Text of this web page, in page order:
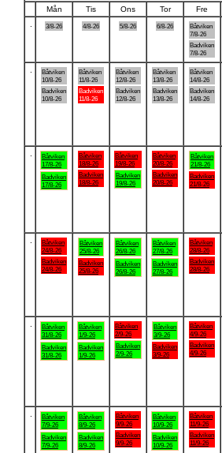
Mån Tis Ons Tor Fre
3/8-26 4/8-26 5/8-26 6/8-26
Båtviken
7/8-26
Badviken
7/8-26
Båtviken
10/8-26
Badviken
10/8-26
Båtviken
11/8-26
Badviken
11/8-26
Båtviken
12/8-26
Badviken
12/8-26
Båtviken
13/8-26
Badviken
13/8-26
Båtviken
14/8-26
Badviken
14/8-26
Båtviken
17/8-26
Badviken
17/8-26
Båtviken
18/8-26
Badviken
18/8-26
Båtviken
19/8-26
Badviken
19/8-26
Båtviken
20/8-26
Badviken
20/8-26
Båtviken
21/8-26
Badviken
21/8-26
Båtviken
24/8-26
Badviken
24/8-26
Båtviken
25/8-26
Badviken
25/8-26
Båtviken
26/8-26
Badviken
26/8-26
Båtviken
27/8-26
Badviken
27/8-26
Båtviken
28/8-26
Badviken
28/8-26
Båtviken
31/8-26
Badviken
31/8-26
Båtviken
1/9-26
Badviken
1/9-26
Båtviken
2/9-26
Badviken
2/9-26
Båtviken
3/9-26
Badviken
3/9-26
Båtviken
4/9-26
Badviken
4/9-26
Båtviken
7/9-26
Badviken
7/9-26
Båtviken
8/9-26
Badviken
8/9-26
Båtviken
9/9-26
Badviken
9/9-26
Båtviken
10/9-26
Badviken
10/9-26
Båtviken
11/9-26
Badviken
11/9-26